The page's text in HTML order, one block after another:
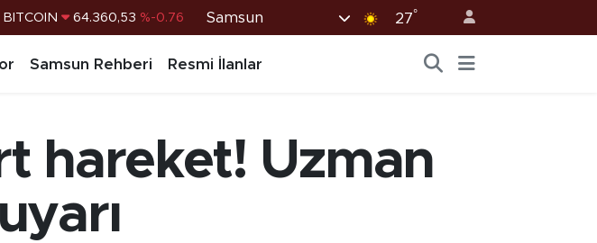
DOLAR 47,7069 %0.17
BİST100 13.887 %64
BITCOIN 64.360,53 %-0.76
Samsun 27°
Samsun Rehberi Resmi İlanlar
hareket! Uzman